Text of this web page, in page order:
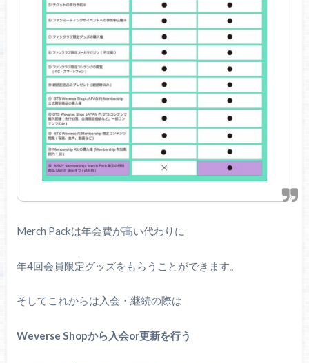
Merch Packは年会費が高い代わりに
年4回会員限定グッズをもらうことができます。
そしてこれからは入会・継続の際は
Weverse Shopから入会or更新を行う